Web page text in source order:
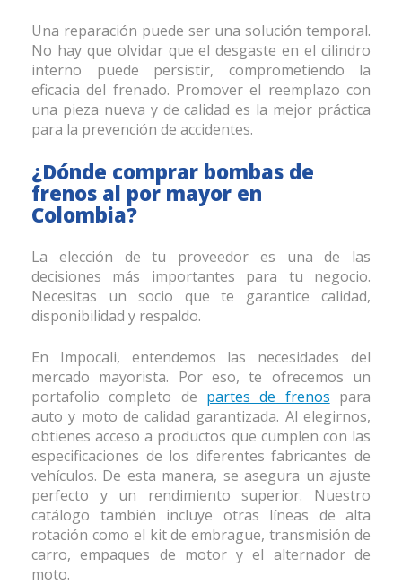
Una reparación puede ser una solución temporal.
No hay que olvidar que el desgaste en el cilindro
interno puede persistir, comprometiendo la
eficacia del frenado. Promover el reemplazo con
una pieza nueva y de calidad es la mejor práctica
para la prevención de accidentes.
¿Dónde comprar bombas de
frenos al por mayor en
Colombia?
La elección de tu proveedor es una de las
decisiones más importantes para tu negocio.
Necesitas un socio que te garantice calidad,
disponibilidad y respaldo.
En Impocali, entendemos las necesidades del
mercado mayorista. Por eso, te ofrecemos un
portafolio completo de partes de frenos para
auto y moto de calidad garantizada. Al elegirnos,
obtienes acceso a productos que cumplen con las
especificaciones de los diferentes fabricantes de
vehículos. De esta manera, se asegura un ajuste
perfecto y un rendimiento superior. Nuestro
catálogo también incluye otras líneas de alta
rotación como el kit de embrague, transmisión de
carro, empaques de motor y el alternador de
moto.